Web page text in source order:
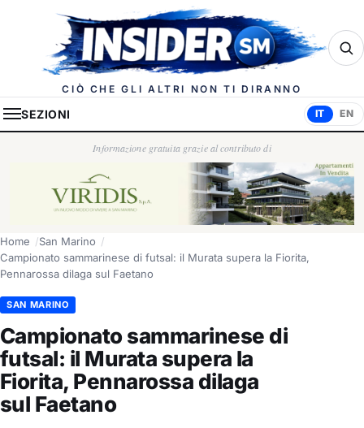
Insider.sm
CIÒ CHE GLI ALTRI NON TI DIRANNO
SEZIONI IT EN
Informazione gratuita grazie al contributo di
Home
San Marino
Campionato sammarinese di futsal: il Murata supera la Fiorita,
Pennarossa dilaga sul Faetano
SAN MARINO
Campionato sammarinese di
futsal: il Murata supera la
Fiorita, Pennarossa dilaga
sul Faetano